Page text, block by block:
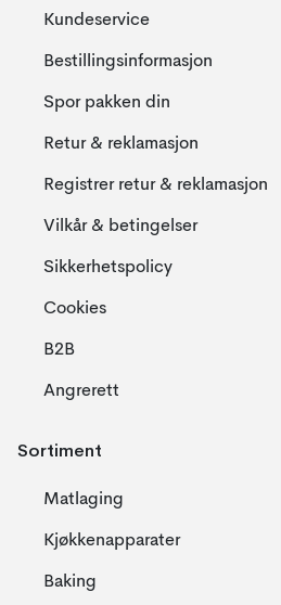
Kundeservice
Bestillingsinformasjon
Spor pakken din
Retur & reklamasjon
Registrer retur & reklamasjon
Vilkår & betingelser
Sikkerhetspolicy
Cookies
B2B
Angrerett
Sortiment
Matlaging
Kjøkkenapparater
Baking